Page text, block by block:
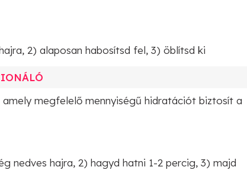
2) alaposan habosítsd fel, 3) öblítsd ki
megfelelő mennyiségű hidratációt biztosít a
nedves hajra, 2) hagyd hatni 1-2 percig, 3) majd